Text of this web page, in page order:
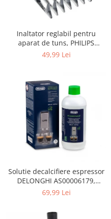
Inaltator reglabil pentru
aparat de tuns, PHILIPS
422203633281, 3-15 mm,
49,99 Lei
Solutie decalcifiere espressor
DELONGHI AS00006179,
DLSC500, 500 ml
69,99 Lei